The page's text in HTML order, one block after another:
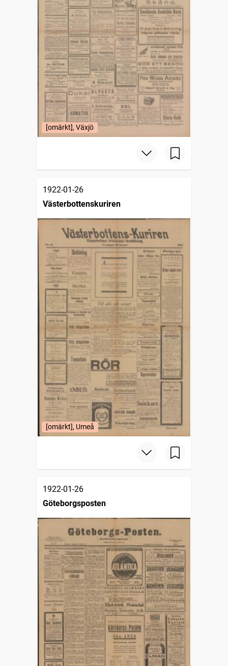
[omärkt], Växjö
1922-01-26
Västerbottenskuriren
[omärkt], Umeå
1922-01-26
Göteborgsposten